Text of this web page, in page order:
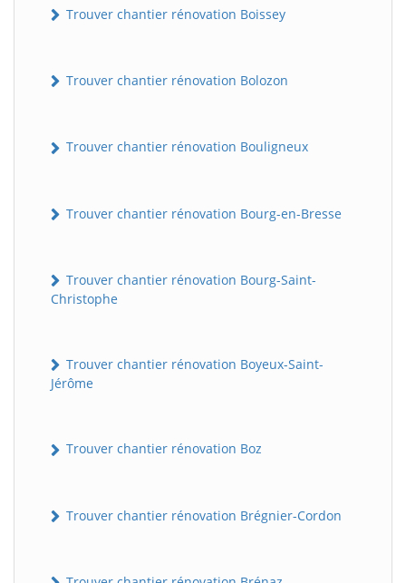
Trouver chantier rénovation Boissey
Trouver chantier rénovation Bolozon
Trouver chantier rénovation Bouligneux
Trouver chantier rénovation Bourg-en-Bresse
Trouver chantier rénovation Bourg-Saint-
Christophe
Trouver chantier rénovation Boyeux-Saint-
Jérôme
Trouver chantier rénovation Boz
Trouver chantier rénovation Brégnier-Cordon